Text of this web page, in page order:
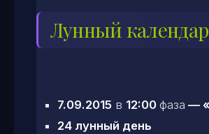
Лунный
7.09.2015 в 12:00 фаза —
24 лунный день